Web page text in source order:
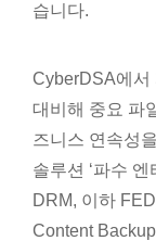
습니다.
CyberDSA에서
대비해 중요 파
즈니스 연속성
솔루션 ‘파수
DRM, 이하
Content